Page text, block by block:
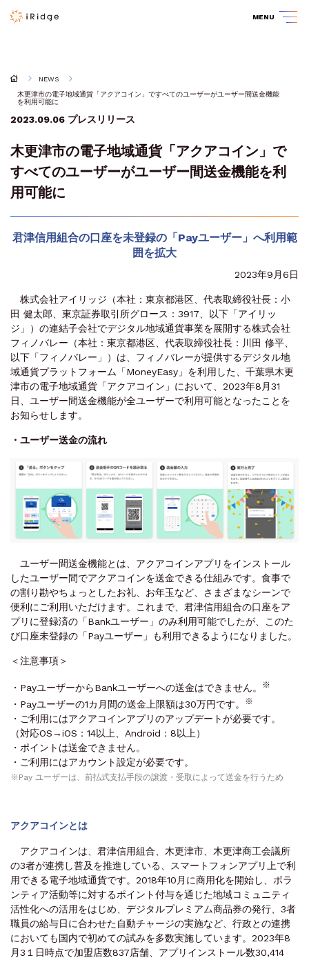
MENU
NEWS
木更津市の電子地域通貨「アクアコイン」ですべてのユーザーがユーザー間送金機能
を利用可能に
2023.09.06 プレスリリース
木更津市の電子地域通貨「アクアコイン」で
すべてのユーザーがユーザー間送金機能を利
用可能に
君津信用組合の口座を未登録の「Payユーザー」へ利用範
囲を拡大
2023年9月6日
株式会社アイリッジ（本社：東京都港区、代表取締役社長：小
田 健太郎、東京証券取引所グロース：3917、以下「アイリッ
ジ」）の連結子会社でデジタル地域通貨事業を展開する株式会社
フィノバレー（本社：東京都港区、代表取締役社長：川田 修平、
以下「フィノバレー」）は、フィノバレーが提供するデジタル地
域通貨プラットフォーム「MoneyEasy」を利用した、千葉県木更
津市の電子地域通貨「アクアコイン」において、2023年8月31
日、ユーザー間送金機能が全ユーザーで利用可能となったことを
お知らせします。
・ユーザー送金の流れ
ユーザー間送金機能とは、アクアコインアプリをインストール
したユーザー間でアクアコインを送金できる仕組みです。食事で
の割り勘やちょっとしたお礼、お年玉など、さまざまなシーンで
便利にご利用いただけます。これまで、君津信用組合の口座をア
プリに登録済の「Bankユーザー」のみ利用可能でしたが、このた
び口座未登録の「Payユーザー」も利用できるようになりました。
＜注意事項＞
・PayユーザーからBankユーザーへの送金はできません。 ※
・Payユーザーの1カ月間の送金上限額は30万円です。 ※
・ご利用にはアクアコインアプリのアップデートが必要です。
（対応OS→iOS：14以上、Android：8以上）
・ポイントは送金できません。
・ご利用にはアカウント設定が必要です。
※Pay ユーザーは、前払式支払手段の譲渡・受取によって送金を行うため
アクアコインとは
アクアコインは、君津信用組合、木更津市、木更津商工会議所
の3者が連携し普及を推進している、スマートフォンアプリ上で利
用できる電子地域通貨です。2018年10月に商用化を開始し、ボラ
ンティア活動等に対するポイント付与を通じた地域コミュニティ
活性化への活用をはじめ、デジタルプレミアム商品券の発行、3者
職員の給与日に合わせた自動チャージの実施など、行政との連携
においても国内で初めての試みを多数実施しています。2023年8
月3１日時点で加盟店数837店舗、アプリインストール数30,414